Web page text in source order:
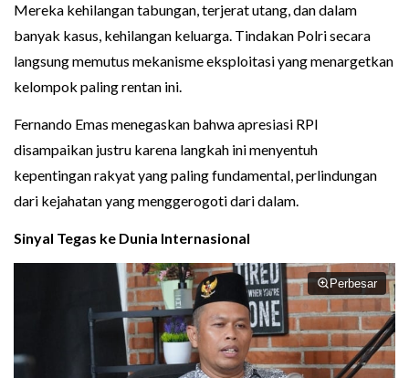
Mereka kehilangan tabungan, terjerat utang, dan dalam
banyak kasus, kehilangan keluarga. Tindakan Polri secara
langsung memutus mekanisme eksploitasi yang menargetkan
kelompok paling rentan ini.
Fernando Emas menegaskan bahwa apresiasi RPI
disampaikan justru karena langkah ini menyentuh
kepentingan rakyat yang paling fundamental, perlindungan
dari kejahatan yang menggerogoti dari dalam.
Sinyal Tegas ke Dunia Internasional
Perbesar